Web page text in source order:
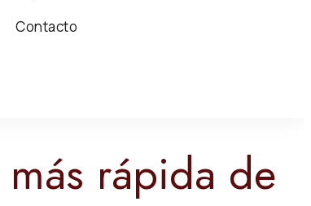
Contacto
rápida de